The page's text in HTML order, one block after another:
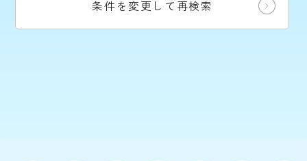
条件を変更して再検索